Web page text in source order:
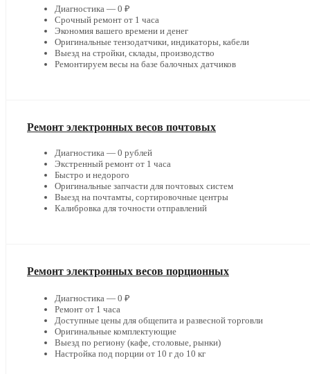
Диагностика — 0 ₽
Срочный ремонт от 1 часа
Экономия вашего времени и денег
Оригинальные тензодатчики, индикаторы, кабели
Выезд на стройки, склады, производство
Ремонтируем весы на базе балочных датчиков
Ремонт электронных весов почтовых
Диагностика — 0 рублей
Экстренный ремонт от 1 часа
Быстро и недорого
Оригинальные запчасти для почтовых систем
Выезд на почтамты, сортировочные центры
Калибровка для точности отправлений
Ремонт электронных весов порционных
Диагностика — 0 ₽
Ремонт от 1 часа
Доступные цены для общепита и развесной торговли
Оригинальные комплектующие
Выезд по региону (кафе, столовые, рынки)
Настройка под порции от 10 г до 10 кг